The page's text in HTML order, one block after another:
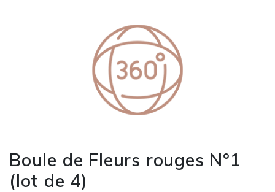
Boule de Fleurs rouges N°1
(lot de 4)